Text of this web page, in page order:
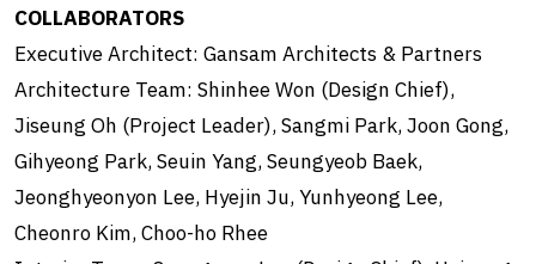
COLLABORATORS
Executive Architect: Gansam Architects & Partners
Architecture Team: Shinhee Won (Design Chief),
Jiseung Oh (Project Leader), Sangmi Park, Joon Gong,
Gihyeong Park, Seuin Yang, Seungyeob Baek,
Jeonghyeonyon Lee, Hyejin Ju, Yunhyeong Lee,
Cheonro Kim, Choo-ho Rhee